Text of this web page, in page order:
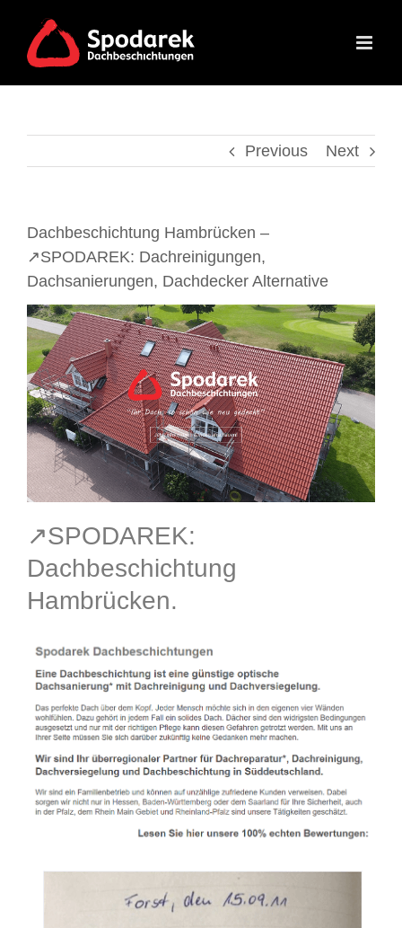
content
Previous Next
Dachbeschichtung Hambrücken –
↗️SPODAREK: Dachreinigungen,
Dachsanierungen, Dachdecker Alternative
↗️SPODAREK:
Dachbeschichtung
Hambrücken.